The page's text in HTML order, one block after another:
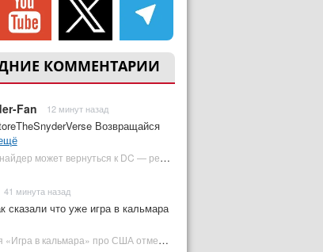
КОММЕНТАРИИ
Fan 12 минут назад
Возвращайся
Зак Снайдер может вернуться к DC — режиссер общался с Warner Bros. (фото) | Plugged In Ru
41 минута назад
сказали что уже игра в кальмара
Новая «Игра в кальмара» про США отменена | Plugged In Ru